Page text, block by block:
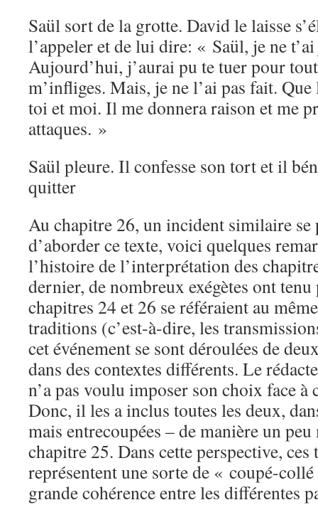
Saül sort de la grotte. David le laisse
l’appeler et de lui dire: « Saül, je ne
Aujourd’hui, j’aurai pu te tuer pour
m’infliges. Mais, je ne l’ai pas fait.
toi et moi. Il me donnera raison et me
attaques. »
Saül pleure. Il confesse son tort et il
quitter
Au chapitre 26, un incident similaire
d’aborder ce texte, voici quelques
l’histoire de l’interprétation des
dernier, de nombreux exégètes ont
chapitres 24 et 26 se référaient au
traditions (c’est-à-dire, les
cet événement se sont déroulées de
dans des contextes différents. Le
n’a pas voulu imposer son choix face à
Donc, il les a inclus toutes les deux,
mais entrecoupées – de manière un
chapitre 25. Dans cette perspective,
représentent une sorte de « coupé-
grande cohérence entre les différentes